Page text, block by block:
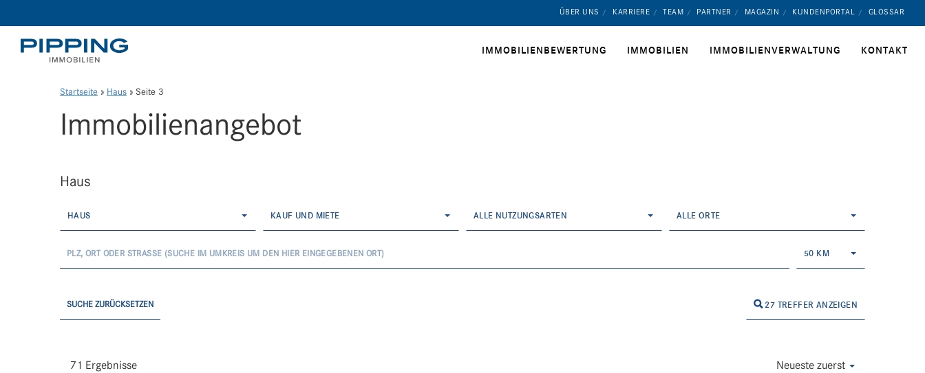
ÜBER UNS KARRIERE TEAM PARTNER MAGAZIN KUNDENPORTAL GLOSSAR
IMMOBILIENBEWERTUNG IMMOBILIEN IMMOBILIENVERWALTUNG KONTAKT
Startseite » Haus » Seite 3
Immobilien­angebot
Haus
HAUS KAUF UND MIETE ALLE NUTZUNGSARTEN ALLE ORTE
50 KM
27 TREFFER ANZEIGEN
SUCHE ZURÜCKSETZEN
71 Ergebnisse Neueste zuerst